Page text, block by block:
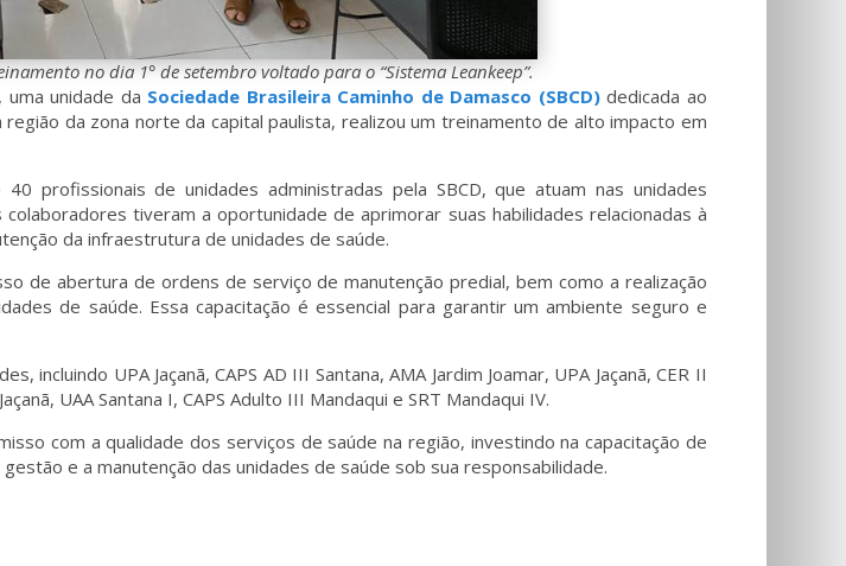
no dia 1° de setembro voltado para o “Sistema Leankeep”.
unidade da Sociedade Brasileira Caminho de Damasco (SBCD)dedicada ao
da zona norte da capital paulista, realizou um treinamento de alto impacto em
profissionais de unidades administradas pela SBCD, que atuam nas unidades
tiveram a oportunidade de aprimorar suas habilidades relacionadas à
da infraestrutura de unidades de saúde.
de abertura de ordens de serviço de manutenção predial, bem como a realização
de saúde. Essa capacitação é essencial para garantir um ambiente seguro e
UPA Jaçanã, CAPS AD III Santana, AMA Jardim Joamar, UPA Jaçanã, CER II
UAA Santana I, CAPS Adulto III Mandaqui e SRT Mandaqui IV.
com a qualidade dos serviços de saúde na região, investindo na capacitação de
e a manutenção das unidades de saúde sob sua responsabilidade.